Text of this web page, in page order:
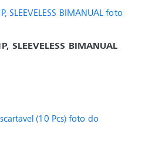
SLEEVELESS BIMANUAL